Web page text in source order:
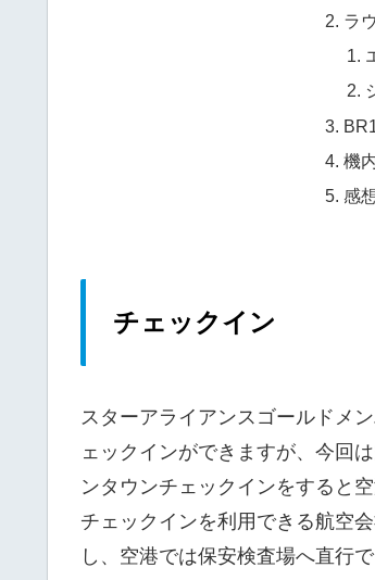
ラ
機
感
チェックイン
スターアライアンスゴールドメ
ェックインができますが、今回
ンタウンチェックインをすると
チェックインを利用できる航空
し、空港では保安検査場へ直行